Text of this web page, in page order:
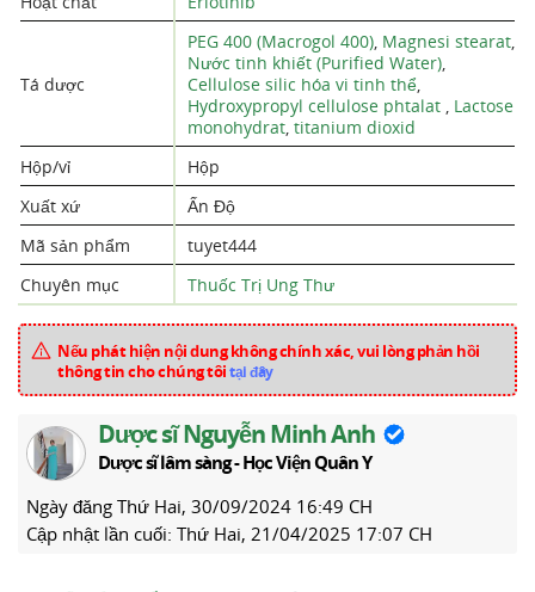
Tá dược
PEG 400 (Macrogol 400), Magnesi stearat,
Nước tinh khiết (Purified Water),
Cellulose silic hóa vi tinh thể,
Hydroxypropyl cellulose phtalat , Lactose
monohydrat, titanium dioxid
Hộp/vỉ
Hộp
Xuất xứ
Ấn Độ
Mã sản phẩm
tuyet444
Chuyên mục
Thuốc Trị Ung Thư
Nếu phát hiện nội dung không chính xác, vui lòng phản hồi
thông tin cho chúng tôitại đây
Dược sĩ Nguyễn Minh Anh
Dược sĩ lâm sàng - Học Viện Quân Y
Ngày đăng Thứ Hai, 30/09/2024 16:49 CH
Cập nhật lần cuối: Thứ Hai, 21/04/2025 17:07 CH